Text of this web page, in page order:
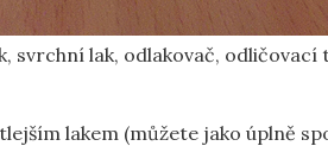
svrchní lak, odlakovač, odličovací
lakem (můžete jako úplně